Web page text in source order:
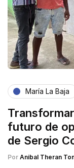
María La Baja
futuro de
de Sergio
Por Anibal Theran